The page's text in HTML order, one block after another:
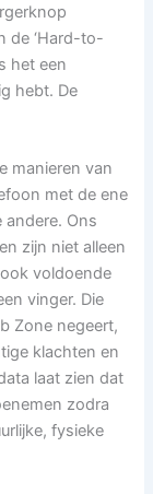
de ‘Hard-to-
het een
hebt. De
manieren van
met de ene
Ons
zijn niet alleen
voldoende
vinger. Die
Zone negeert,
klachten en
laat zien dat
zodra
fysieke